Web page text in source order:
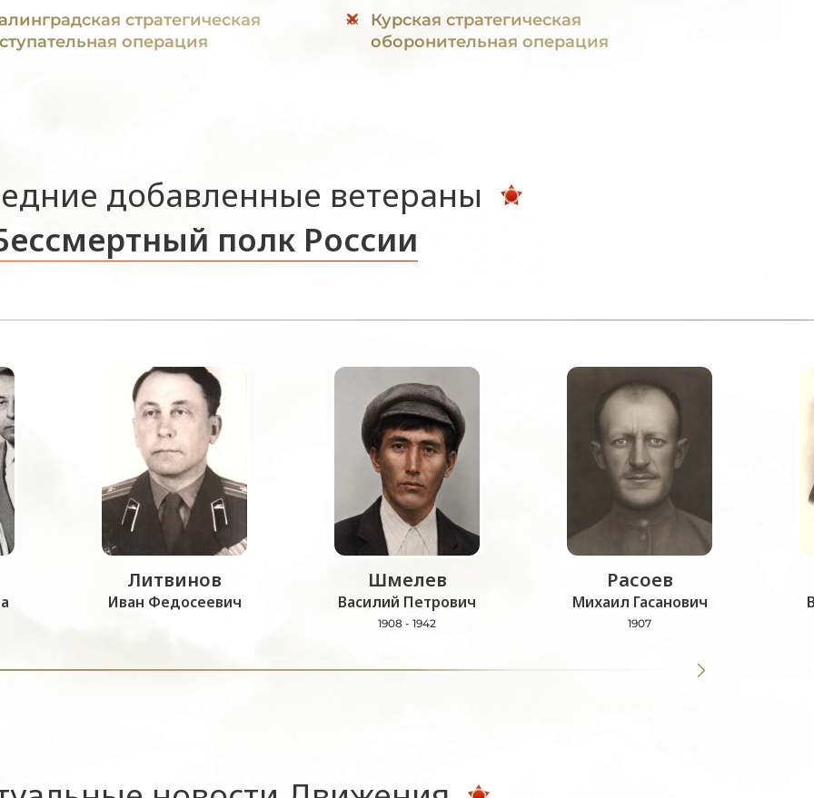
стратегическая
операция
Курская стратегическая
оборонительная операция
добавленные ветераны
полк России
Литвинов
Иван Федосеевич
Шмелев
Василий Петрович
1908 - 1942
Расоев
Михаил Гасанович
1907